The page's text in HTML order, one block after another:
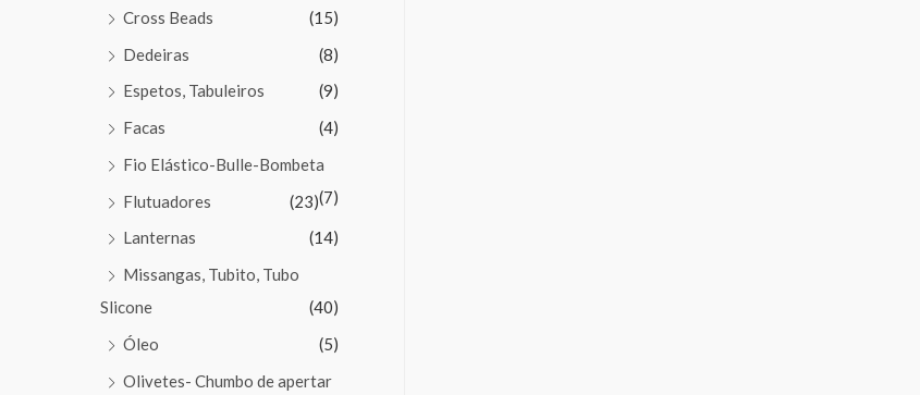
Cross Beads
(15)
Dedeiras
(8)
Espetos, Tabuleiros
(9)
Facas
(4)
Fio Elástico-Bulle-Bombeta
(7)
Flutuadores
(23)
Lanternas
(14)
Missangas, Tubito, Tubo
Slicone
(40)
Óleo
(5)
Olivetes- Chumbo de apertar